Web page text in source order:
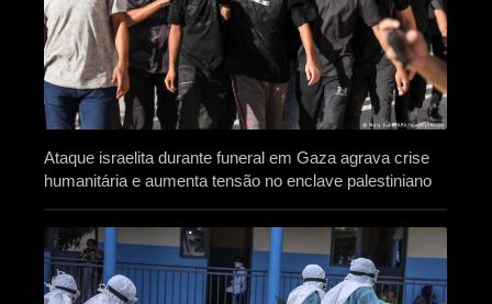
Ataque israelita durante funeral em Gaza agrava crise
humanitária e aumenta tensão no enclave palestiniano